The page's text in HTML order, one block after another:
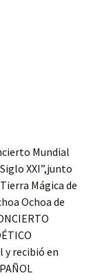
Mundial
XXI”,junto
Mágica de
Ochoa de
y recibió en